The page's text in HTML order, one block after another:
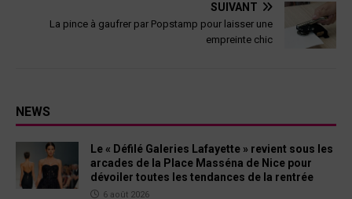
SUIVANT
La pince à gaufrer par Popstamp pour laisser une
empreinte chic
NEWS
Le « Défilé Galeries Lafayette » revient sous les
arcades de la Place Masséna de Nice pour
dévoiler toutes les tendances de la rentrée
6 août 2026